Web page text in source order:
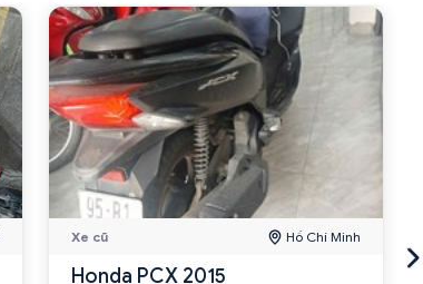
Xe cũ Hồ Chí Minh
Honda PCX 2015